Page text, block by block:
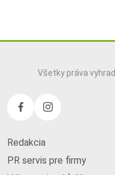
Všetky práva
Redakcia
PR servis pre firmy